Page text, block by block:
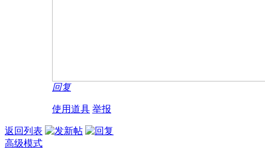
回复
使用道具 举报
返回列表
高级模式